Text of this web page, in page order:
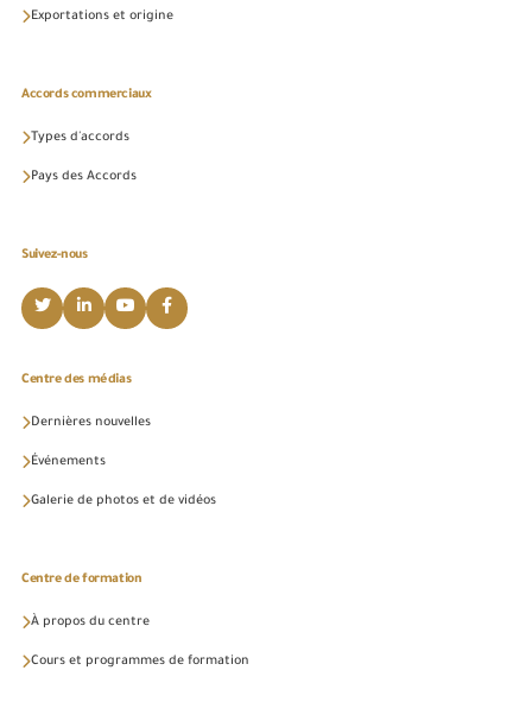
Exportations et origine
Accords commerciaux
Types d'accords
Pays des Accords
Suivez-nous
Centre des médias
Dernières nouvelles
Événements
Galerie de photos et de vidéos
Centre de formation
À propos du centre
Cours et programmes de formation